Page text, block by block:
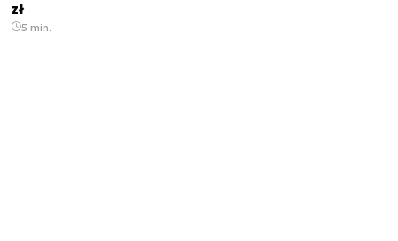
zł
5 min.